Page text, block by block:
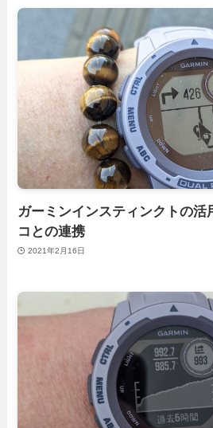
ガーミンインスティンクトの
コとの連携
2021年2月16日